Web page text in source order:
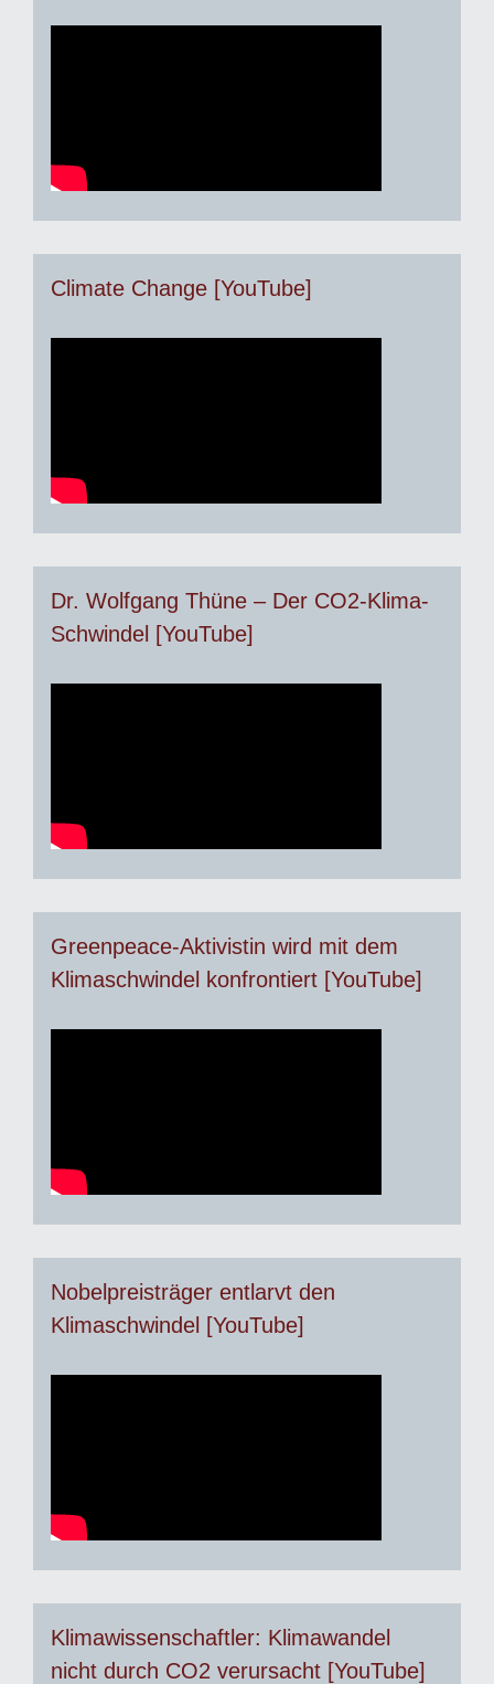
Climate Change [YouTube]
Dr. Wolfgang Thüne – Der CO2-Klima-
Schwindel [YouTube]
Greenpeace-Aktivistin wird mit dem
Klimaschwindel konfrontiert [YouTube]
Nobelpreisträger entlarvt den
Klimaschwindel [YouTube]
Klimawissenschaftler: Klimawandel
nicht durch CO2 verursacht [YouTube]